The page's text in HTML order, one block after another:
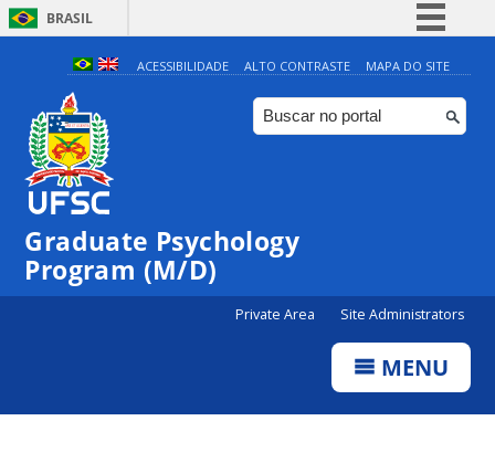
BRASIL
Simplifique!
Comunica BR
Participe
ACESSIBILIDADE ALTO CONTRASTE MAPA DO SITE
Graduate Psychology
Program (M/D)
Private Area Site Administrators
MENU